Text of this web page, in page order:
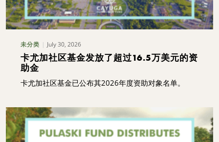
未分类 July 30, 2026
卡尤加社区基金发放了超过16.5万美元的资
助金
卡尤加社区基金已公布其2026年度资助对象名单。